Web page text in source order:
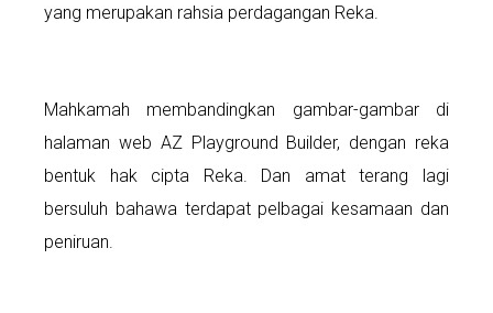
yang merupakan rahsia perdagangan Reka.
Mahkamah membandingkan gambar-gambar di
halaman web AZ Playground Builder, dengan reka
bentuk hak cipta Reka. Dan amat terang lagi
bersuluh bahawa terdapat pelbagai kesamaan dan
peniruan.